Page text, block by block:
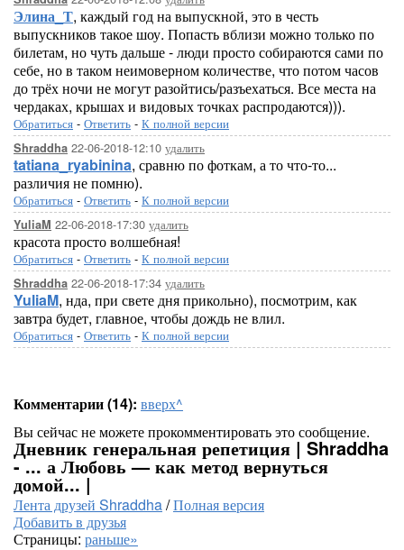
Элина_Т, каждый год на выпускной, это в честь
выпускников такое шоу. Попасть вблизи можно только по
билетам, но чуть дальше - люди просто собираются сами по
себе, но в таком неимоверном количестве, что потом часов
до трёх ночи не могут разойтись/разъехаться. Все места на
чердаках, крышах и видовых точках распродаются))).
Обратиться - Ответить - К полной версии
Shraddha 22-06-2018-12:10 удалить
tatiana_ryabinina, сравню по фоткам, а то что-то...
различия не помню).
Обратиться - Ответить - К полной версии
YuliaM 22-06-2018-17:30 удалить
красота просто волшебная!
Обратиться - Ответить - К полной версии
Shraddha 22-06-2018-17:34 удалить
YuliaM, нда, при свете дня прикольно), посмотрим, как
завтра будет, главное, чтобы дождь не влил.
Обратиться - Ответить - К полной версии
Комментарии (14): вверх^
Вы сейчас не можете прокомментировать это сообщение.
Дневник генеральная репетиция | Shraddha
- ... а Любовь — как метод вернуться
домой... |
Лента друзей Shraddha/Полная версия
Добавить в друзья
Страницы: раньше»